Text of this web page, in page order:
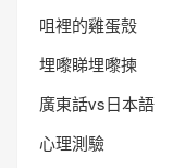
咀裡的雞蛋殼
埋嚟睇埋嚟揀
廣東話vs日本語
心理測驗